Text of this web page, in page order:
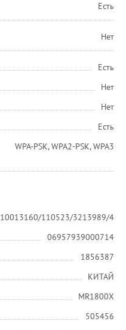
Есть
Нет
Есть
Нет
Нет
Есть
WPA-PSK, WPA2-PSK, WPA3
10013160/110523/3213989/4
06957939000714
1856387
КИТАЙ
MR1800X
505456